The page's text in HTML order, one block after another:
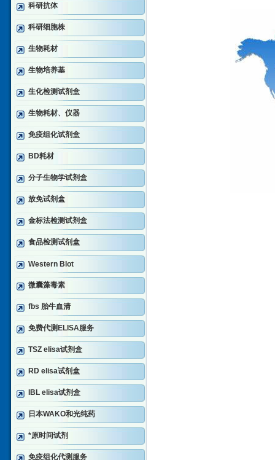
科研抗体
科研细胞株
生物耗材
生物培养基
生化检测试剂盒
生物耗材、仪器
免疫组化试剂盒
BD耗材
分子生物学试剂盒
放免试剂盒
金标法检测试剂盒
食品检测试剂盒
Western Blot
微囊藻毒素
fbs 胎牛血清
免费代测ELISA服务
TSZ elisa试剂盒
RD elisa试剂盒
IBL elisa试剂盒
日本WAKO和光纯药
*原时间试剂
免疫组化代测服务